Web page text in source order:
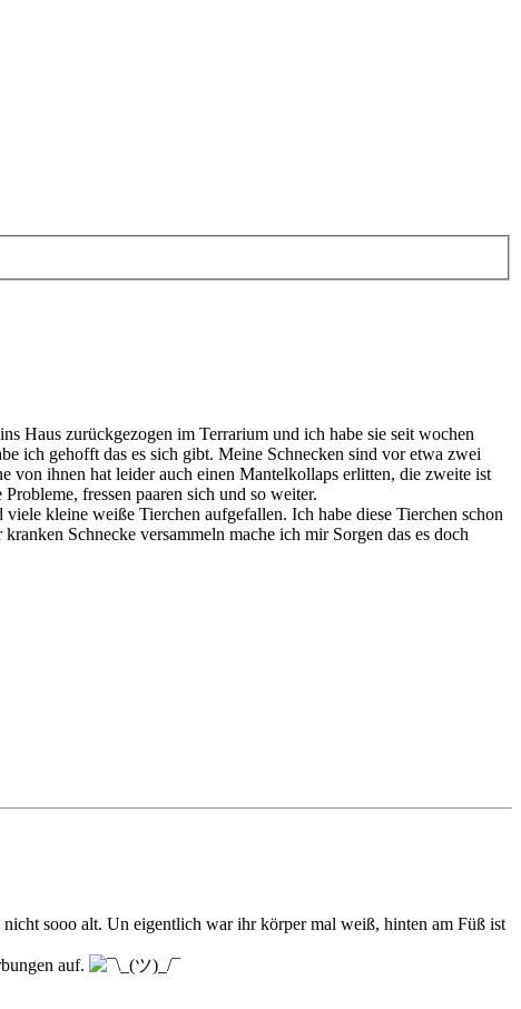
Haus zurückgezogen im Terrarium und ich habe sie seit wochen
ich gehofft das es sich gibt. Meine Schnecken sind vor etwa zwei
von ihnen hat leider auch einen Mantelkollaps erlitten, die zweite ist
fressen paaren sich und so weiter.
kleine weiße Tierchen aufgefallen. Ich habe diese Tierchen schon
Schnecke versammeln mache ich mir Sorgen das es doch
nicht sooo alt. Un eigentlich war ihr körper mal weiß, hinten am Füß ist
auf.